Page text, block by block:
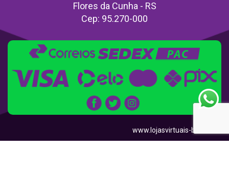
Flores da Cunha - RS
Cep: 95.270-000
www.lojasvirtuais-br.com.br